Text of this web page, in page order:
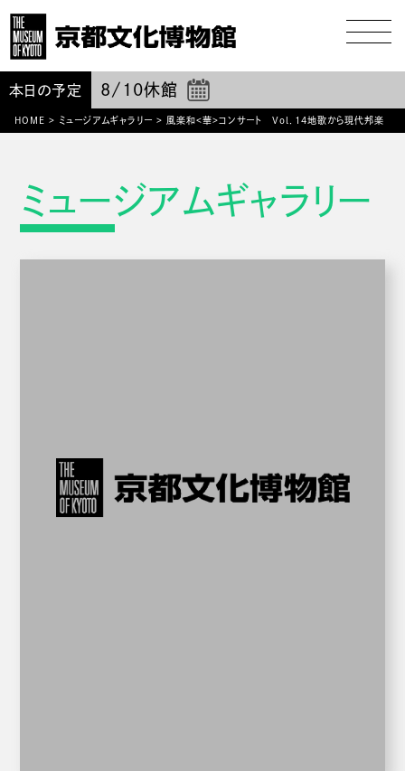
本日の予定 8/10休館
HOME > ミュージアムギャラリー > 風楽和<華>コンサート Vol．14地歌から現代邦楽